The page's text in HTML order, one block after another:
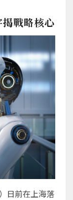
戰略核心
日前在上海落